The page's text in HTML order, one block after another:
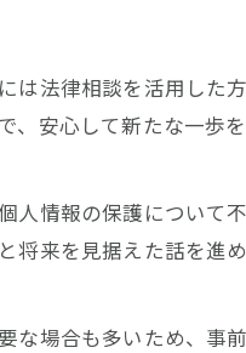
蕨市で男性が
出会い方に迷っ
は法律相談を活用し
、安心して新たな一歩
人情報の保護について
将来を見据えた話を
な場合も多いため、